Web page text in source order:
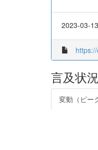
2023-03-
言及状況
変動（ピー